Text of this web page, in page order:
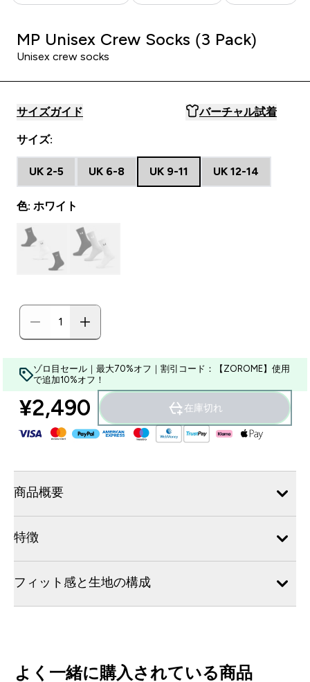
MP Unisex Crew Socks (3 Pack)
Unisex crew socks
サイズガイド バーチャル試着
サイズ:
UK 2-5 UK 6-8 UK 9-11 UK 12-14
色: ホワイト
ゾロ目セール｜最大70%オフ｜割引コード：【ZOROME】使用
で追加10%オフ！
¥2,490‎ 在庫切れ
商品概要
特徴
フィット感と生地の構成
よく一緒に購入されている商品